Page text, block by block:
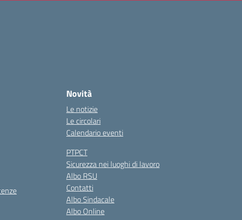
Novità
Le notizie
Le circolari
Calendario eventi
PTPCT
Sicurezza nei luoghi di lavoro
Albo RSU
Contatti
Albo Sindacale
Albo Online